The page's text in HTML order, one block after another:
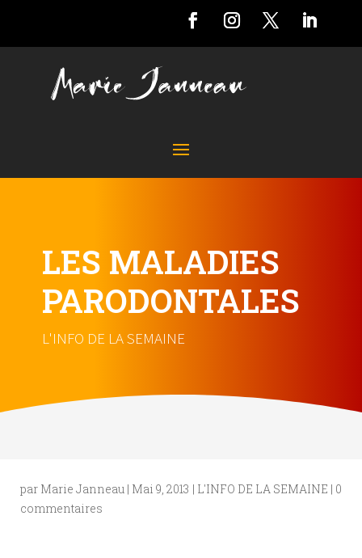
LES MALADIES
PARODONTALES
L'INFO DE LA SEMAINE
par Marie Janneau | Mai 9, 2013 | L'INFO DE LA SEMAINE | 0
commentaires